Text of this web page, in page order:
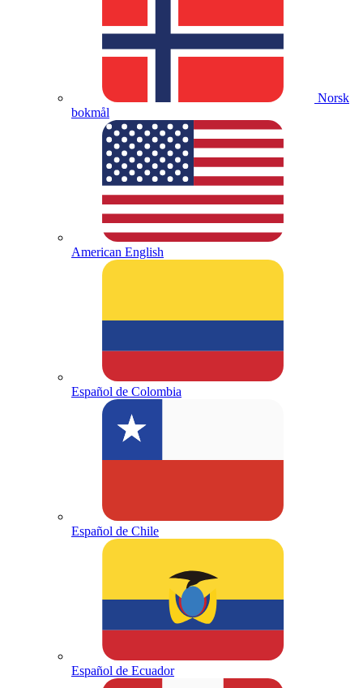
Norsk
bokmål
American English
Español de Colombia
Español de Chile
Español de Ecuador